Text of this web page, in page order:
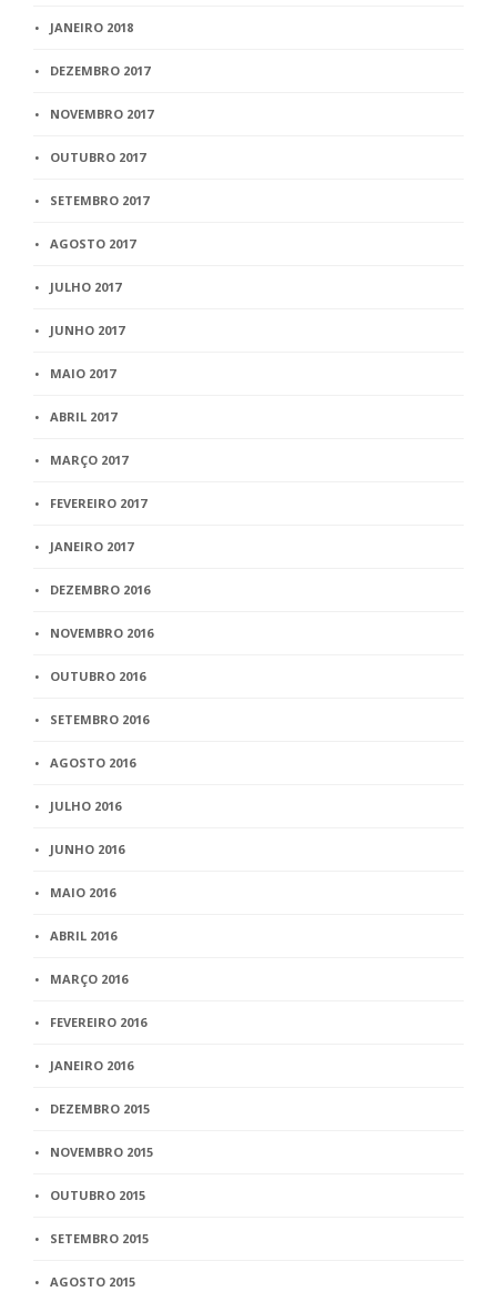
JANEIRO 2018
DEZEMBRO 2017
NOVEMBRO 2017
OUTUBRO 2017
SETEMBRO 2017
AGOSTO 2017
JULHO 2017
JUNHO 2017
MAIO 2017
ABRIL 2017
MARÇO 2017
FEVEREIRO 2017
JANEIRO 2017
DEZEMBRO 2016
NOVEMBRO 2016
OUTUBRO 2016
SETEMBRO 2016
AGOSTO 2016
JULHO 2016
JUNHO 2016
MAIO 2016
ABRIL 2016
MARÇO 2016
FEVEREIRO 2016
JANEIRO 2016
DEZEMBRO 2015
NOVEMBRO 2015
OUTUBRO 2015
SETEMBRO 2015
AGOSTO 2015